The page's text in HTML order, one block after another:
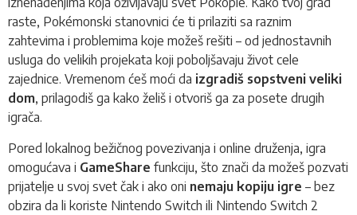
raste, Pokémonski stanovnici će ti prilaziti sa raznim
zahtevima i problemima koje možeš rešiti – od jednostavnih
usluga do velikih projekata koji poboljšavaju život cele
zajednice. Vremenom ćeš moći da izgradiš sopstveni veliki
dom, prilagodiš ga kako želiš i otvoriš ga za posete drugih
igrača.
Pored lokalnog bežičnog povezivanja i online druženja, igra
omogućava i GameShare funkciju, što znači da možeš pozvati
prijatelje u svoj svet čak i ako oni nemaju kopiju igre – bez
obzira da li koriste Nintendo Switch ili Nintendo Switch 2